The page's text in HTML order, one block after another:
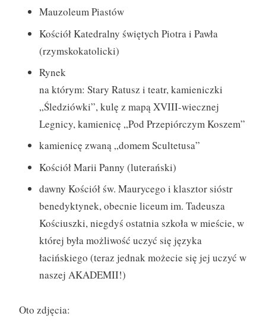
Mauzoleum Piastów
Kościół Katedralny świętych Piotra i Pawła
(rzymskokatolicki)
Rynek
na którym: Stary Ratusz i teatr, kamieniczki
„Śledziówki”, kulę z mapą XVIII-wiecznej
Legnicy, kamienicę „Pod Przepiórczym Koszem”
kamienicę zwaną „domem Scultetusa”
Kościół Marii Panny (luterański)
dawny Kościół św. Maurycego i klasztor sióstr
benedyktynek, obecnie liceum im. Tadeusza
Kościuszki, niegdyś ostatnia szkoła w mieście, w
której była możliwość uczyć się języka
łacińskiego (teraz jednak możecie się jej uczyć w
naszej AKADEMII!)
Oto zdjęcia: